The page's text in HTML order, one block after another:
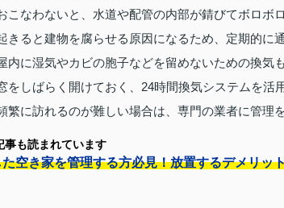
こなわないと、水道や配管の内部が錆びてボロボ
きると建物を腐らせる原因になるため、定期的に
内に湿気やカビの胞子などを留めないための換気
をしばらく開けておく、24時間換気システムを活
繁に訪れるのが難しい場合は、専門の業者に管理
事も読まれています
空き家を管理する方必見！放置するデメリッ